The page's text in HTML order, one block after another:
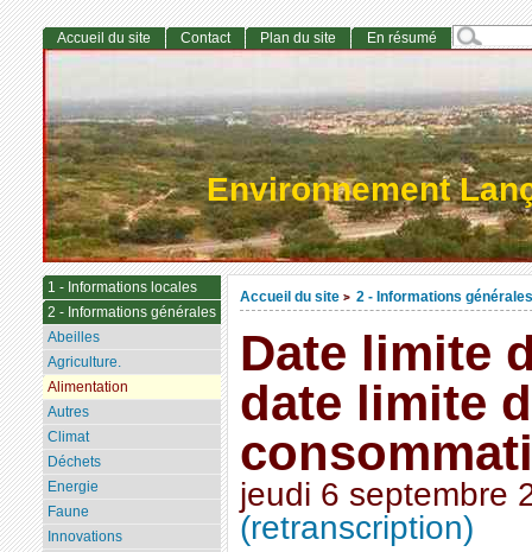
Environnement
Accueil du site > 2 - Informations générales
Date limite
date limite
jeudi 6 septembre
(retranscription)
Accueil du site Contact Plan du site En résumé
1 - Informations locales
2 - Informations générales
Abeilles
Agriculture.
Alimentation
Autres
Climat
Déchets
Energie
Faune
Innovations